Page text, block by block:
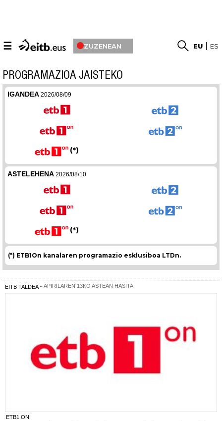
☰ ZUZENEAN EU ES
PROGRAMAZIOA JAISTEKO
IGANDEA 2026/08/09
ASTELEHENA 2026/08/10
(*) ETB1On kanalaren programazio esklusiboa LTDn.
EITB TALDEA APIRILAREN 13KO ASTEAN HASITA
ETB1 ON